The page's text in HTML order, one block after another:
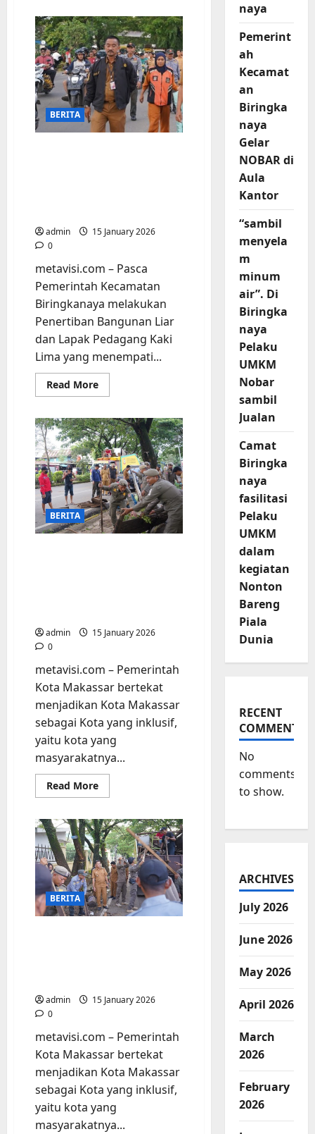
Biringkanaya
turun
langsung
memantau
proses
Pelayanan
Masyarakat
di
Loket
BERITA
admin
15 January 2026
0
metavisi.com – Pasca
Pemerintah Kecamatan
Biringkanaya melakukan
Penertiban Bangunan Liar
dan Lapak Pedagang Kaki
Lima yang menempati...
Read MoreRead
more
Kasi
Trantib
Ady
Mulyadi
kerahkan
Satpol
PP
Pantau
PK5
Pasca
Penertiban
di
BERITA
admin
15 January 2026
0
metavisi.com – Pemerintah
Kota Makassar bertekat
menjadikan Kota Makassar
sebagai Kota yang inklusif,
yaitu kota yang
masyarakatnya...
Read MoreRead
more
berterima
kasih
atas
Penertiban
Bangunan
Liar
dan
Lapak
PK5
depan
BERITA
admin
15 January 2026
0
metavisi.com – Pemerintah
Kota Makassar bertekat
menjadikan Kota Makassar
sebagai Kota yang inklusif,
yaitu kota yang
masyarakatnya...
naya
Pemerint
ah
Kecamat
an
Biringka
naya
Gelar
NOBAR di
Aula
Kantor
“sambil
menyela
m
minum
air”. Di
Biringka
naya
Pelaku
UMKM
Nobar
sambil
Jualan
Camat
Biringka
naya
fasilitasi
Pelaku
UMKM
dalam
kegiatan
Nonton
Bareng
Piala
Dunia
RECENT
COMMENTS
No
comments
to show.
ARCHIVES
July 2026
June 2026
May 2026
April 2026
March
2026
February
2026